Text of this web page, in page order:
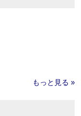
もっと見る »